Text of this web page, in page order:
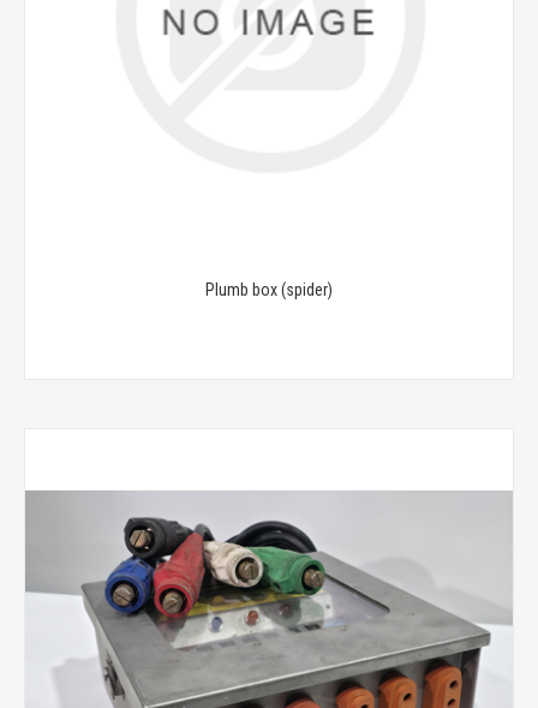
Plumb box (spider)